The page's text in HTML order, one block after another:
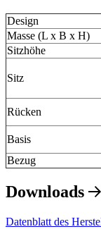
Design
Masse (L x B x H)
Sitzhöhe
Sitz
Rücken
Basis
Bezug
Downloads
Datenblatt des